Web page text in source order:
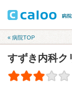
« 病院TOP
すずき内科ク